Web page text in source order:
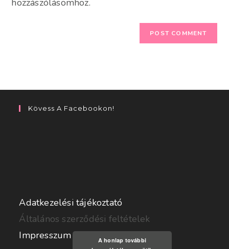
hozzászólásomhoz.
Kövess A Facebookon!
Adatkezelési tájékoztató
Általános szerződési feltételek
Impresszum
A honlap további